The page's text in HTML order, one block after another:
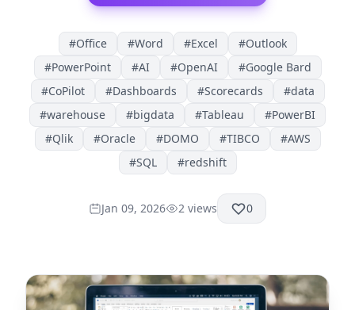
#Office #Word #Excel #Outlook
#PowerPoint #AI #OpenAI #Google Bard
#CoPilot #Dashboards #Scorecards #data
#warehouse #bigdata #Tableau #PowerBI
#Qlik #Oracle #DOMO #TIBCO #AWS
#SQL #redshift
Jan 09, 2026 2 views 0